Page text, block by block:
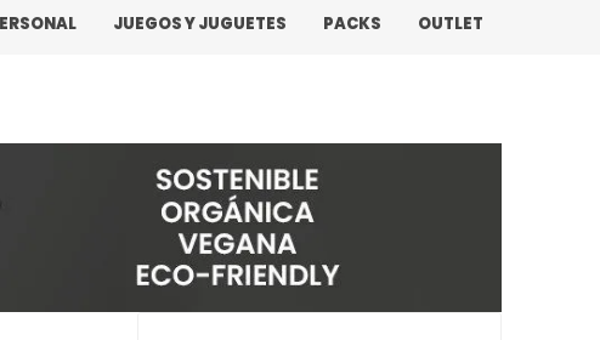
JUEGOS Y JUGUETES PACKS OUTLET